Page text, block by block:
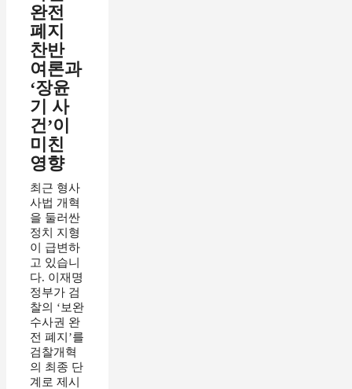
완전
폐지
찬반
여론과
‘장윤
기 사
건’이
미친
영향
최근 형사
사법 개혁
을 둘러싼
정치 지형
이 급변하
고 있습니
다. 이재명
정부가 검
찰의 ‘보완
수사권 완
전 폐지’를
검찰개혁
의 최종 단
계로 제시